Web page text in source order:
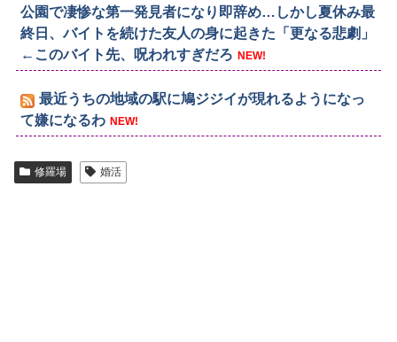
公園で凄惨な第一発見者になり即辞め…しかし夏休み最
終日、バイトを続けた友人の身に起きた「更なる悲劇」
←このバイト先、呪われすぎだろ NEW!
最近うちの地域の駅に鳩ジジイが現れるようになっ
て嫌になるわ NEW!
修羅場 婚活